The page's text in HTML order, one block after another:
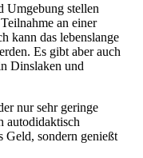
Umgebung stellen
an einer
kann das lebenslange
Es gibt aber auch
Dinslaken und
nur sehr geringe
autodidaktisch
Geld, sondern genießt